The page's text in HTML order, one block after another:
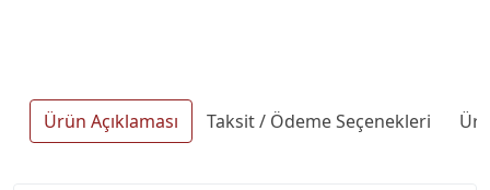
Ürün Açıklaması Taksit / Ödeme Seçenekleri